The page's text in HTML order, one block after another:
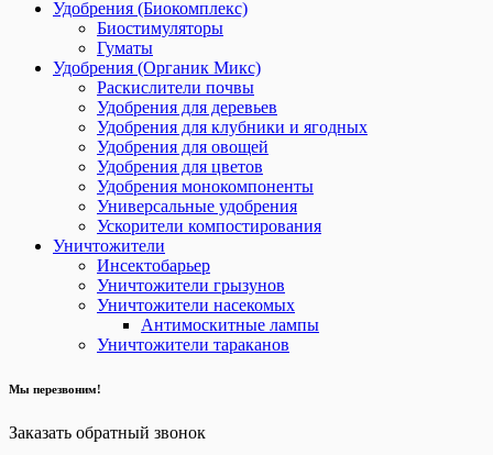
Удобрения (Биокомплекс)
Биостимуляторы
Гуматы
Удобрения (Органик Микс)
Раскислители почвы
Удобрения для деревьев
Удобрения для клубники и ягодных
Удобрения для овощей
Удобрения для цветов
Удобрения монокомпоненты
Универсальные удобрения
Ускорители компостирования
Уничтожители
Инсектобарьер
Уничтожители грызунов
Уничтожители насекомых
Антимоскитные лампы
Уничтожители тараканов
Мы перезвоним!
Заказать обратный звонок